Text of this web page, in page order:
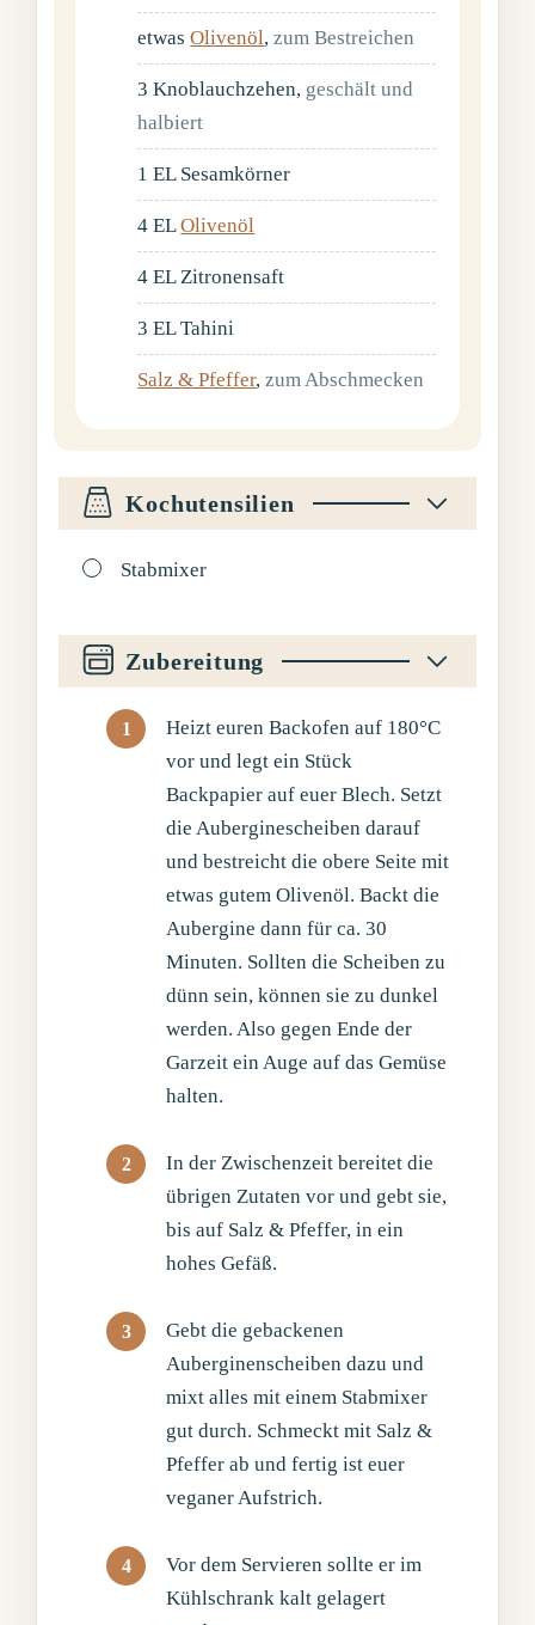
etwas Olivenöl,zum Bestreichen
3 Knoblauchzehen, geschält und
halbiert
1 EL Sesamkörner
4 EL Olivenöl
4 EL Zitronensaft
3 EL Tahini
Salz & Pfeffer,zum Abschmecken
Kochutensilien
▢
Stabmixer
Zubereitung
Heizt euren Backofen auf 180°C
vor und legt ein Stück
Backpapier auf euer Blech. Setzt
die Auberginescheiben darauf
und bestreicht die obere Seite mit
etwas gutem Olivenöl. Backt die
Aubergine dann für ca. 30
Minuten. Sollten die Scheiben zu
dünn sein, können sie zu dunkel
werden. Also gegen Ende der
Garzeit ein Auge auf das Gemüse
halten.
In der Zwischenzeit bereitet die
übrigen Zutaten vor und gebt sie,
bis auf Salz & Pfeffer, in ein
hohes Gefäß.
Gebt die gebackenen
Auberginenscheiben dazu und
mixt alles mit einem Stabmixer
gut durch. Schmeckt mit Salz &
Pfeffer ab und fertig ist euer
veganer Aufstrich.
Vor dem Servieren sollte er im
Kühlschrank kalt gelagert